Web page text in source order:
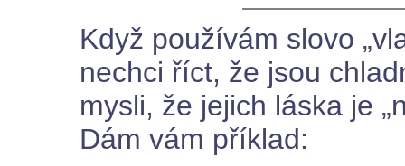
Když používám slovo
nechci říct, že jsou
mysli, že jejich láska je
Dám vám příklad: